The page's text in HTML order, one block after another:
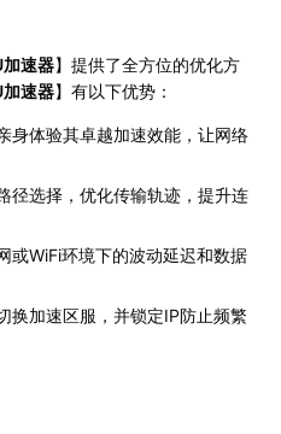
加速器】提供了全方位的优化方
加速器】有以下优势：
身体验其卓越加速效能，让网络
径选择，优化传输轨迹，提升连
或WiFi环境下的波动延迟和数据
换加速区服，并锁定IP防止频繁